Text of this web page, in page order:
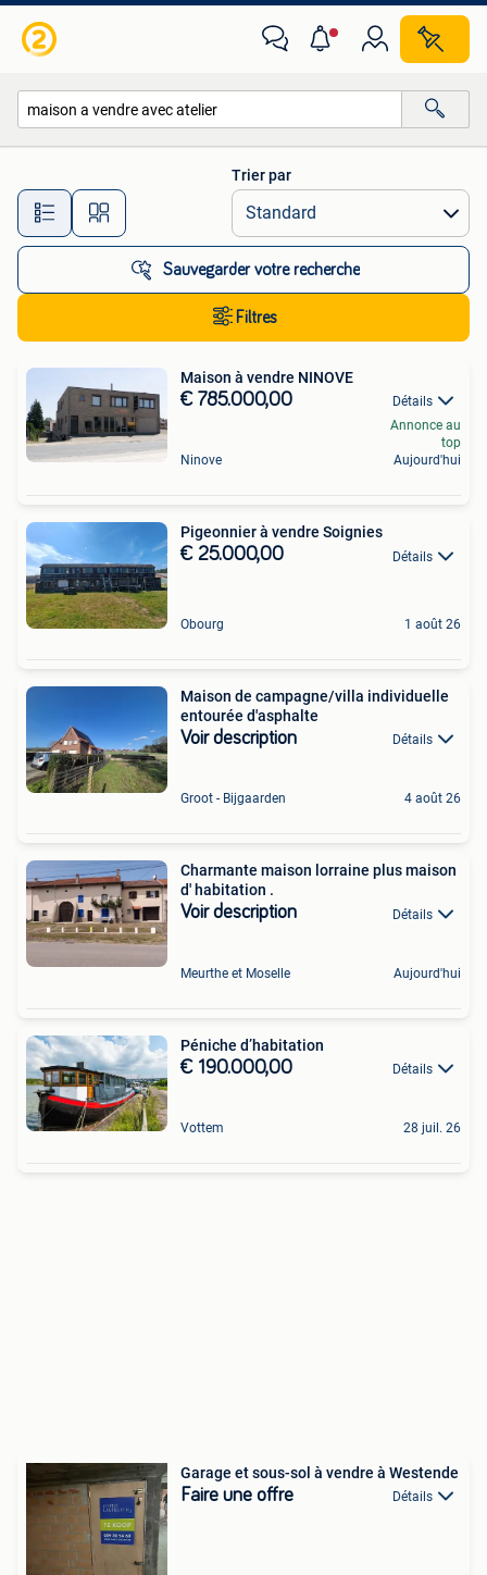
Toutes les distances…
Trier par
Sauvegarder votre recherche
Filtres
Maison à vendre NINOVE
€ 785.000,00 Détails
Ninove
Annonce au
top
Aujourd'hui
Pigeonnier à vendre Soignies
€ 25.000,00 Détails
Obourg 1 août 26
Maison de campagne/villa individuelle
entourée d'asphalte
Voir description Détails
Groot - Bijgaarden 4 août 26
Charmante maison lorraine plus maison
d' habitation .
Voir description Détails
Meurthe et Moselle Aujourd'hui
Péniche d’habitation
€ 190.000,00 Détails
Vottem 28 juil. 26
Garage et sous-sol à vendre à Westende
Faire une offre Détails